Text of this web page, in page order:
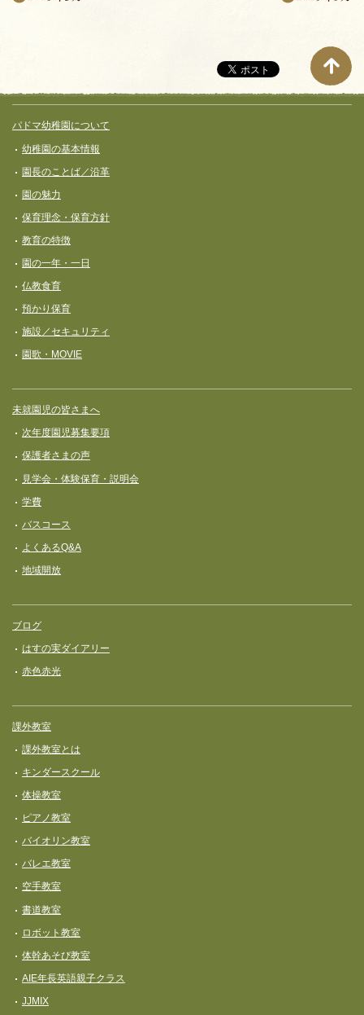
ペ
ー
ジ
ナ
ビ
ゲ
ー
シ
ョ
ン
フッターコンテンツ
パドマ幼稚園について
幼稚園の基本情報
園長のことば／沿革
園の魅力
保育理念・保育⽅針
教育の特徴
園の一年・一日
仏教食育
預かり保育
施設／セキュリティ
園歌・MOVIE
未就園児の皆さまへ
次年度園児募集要項
保護者さまの声
見学会・体験保育・説明会
学費
バスコース
よくあるQ&A
地域開放
ブログ
はすの実ダイアリー
赤色赤光
課外教室
課外教室とは
キンダースクール
体操教室
ピアノ教室
バイオリン教室
バレエ教室
空手教室
書道教室
ロボット教室
体幹あそび教室
AIE年長英語親子クラス
JJMIX